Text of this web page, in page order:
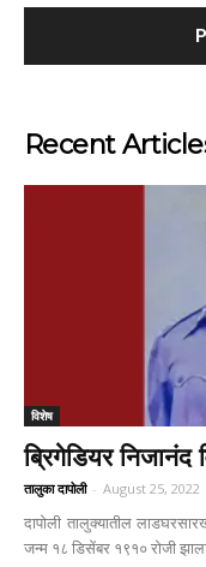
Recent
विशेष
ब्रिगेडियर निजानंद
तालुका दापोली - August 25, 2022
दापोली तालुक्यातील
जन्म १८ डिसेंबर १९१० रोजी